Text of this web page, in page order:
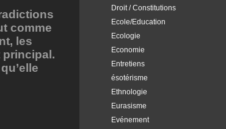
Droit / Constitutions
Ecole/Education
Ecologie
Economie
Entretiens
ésotérisme
Ethnologie
Eurasisme
Evénement
comme
les